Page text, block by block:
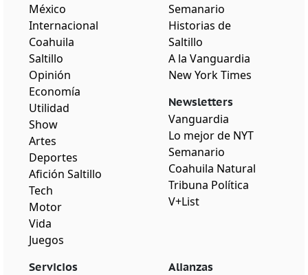
México
Internacional
Coahuila
Saltillo
Opinión
Economía
Utilidad
Show
Artes
Deportes
Afición Saltillo
Tech
Motor
Vida
Juegos
Semanario
Historias de
Saltillo
A la Vanguardia
New York Times
Newsletters
Vanguardia
Lo mejor de NYT
Semanario
Coahuila Natural
Tribuna Política
V+List
Servicios Alianzas